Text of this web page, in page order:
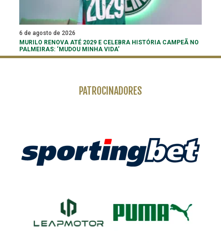
6 de agosto de 2026
MURILO RENOVA ATÉ 2029 E CELEBRA HISTÓRIA CAMPEÃ NO
PALMEIRAS: ‘MUDOU MINHA VIDA’
PATROCINADORES